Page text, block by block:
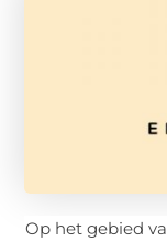
Op het gebied